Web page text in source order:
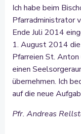
Ich habe beim
Pfarradministrator
Ende Juli 2014
1. August 2014
Pfarreien St. Anton
einen
übernehmen. Ich
auf die neue
Pfr. Andreas